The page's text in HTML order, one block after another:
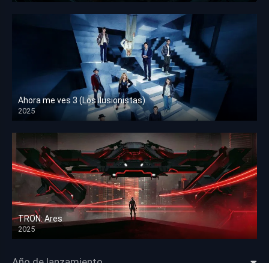
Ahora me ves 3 (Los ilusionistas)
2025
HD 1080p
TRON: Ares
2025
HD 1080p